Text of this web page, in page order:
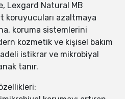
Lexgard Natural MB
koruyucuları azaltmaya
koruma sistemlerini
kozmetik ve kişisel bakım
istikrar ve mikrobiyal
tanır.